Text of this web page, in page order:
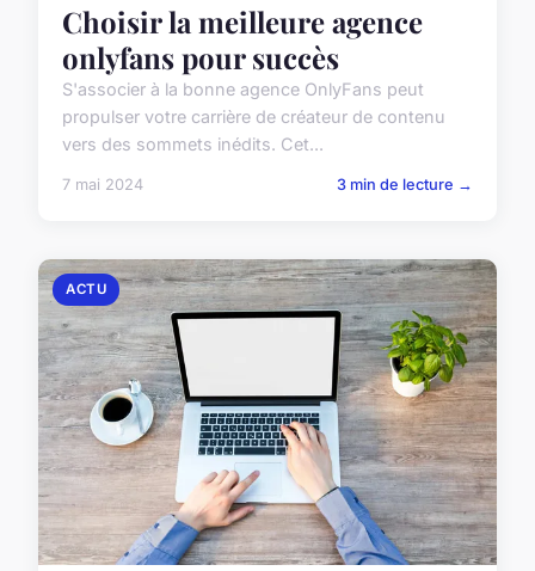
Choisir la meilleure agence
onlyfans pour succès
S'associer à la bonne agence OnlyFans peut
propulser votre carrière de créateur de contenu
vers des sommets inédits. Cet...
7 mai 2024 3 min de lecture →
ACTU